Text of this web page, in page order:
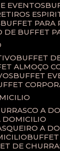
EVENTOS
BUFFET
DE BUFFET
BUFFET
ALMOÇO
BUFFET
A
DOMICILIO
A
DE